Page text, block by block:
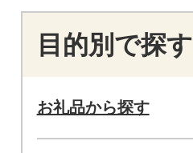
目的別で探す
お礼品から探す